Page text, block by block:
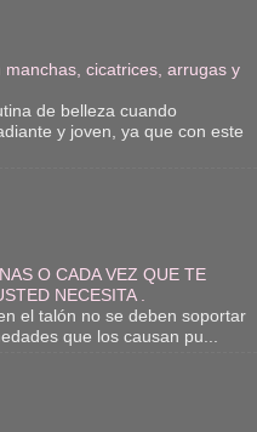
cicatrices, arrugas y
de belleza cuando
y joven, ya que con este
O CADA VEZ QUE TE
NECESITA .
el talón no se deben soportar
que los causan pu...